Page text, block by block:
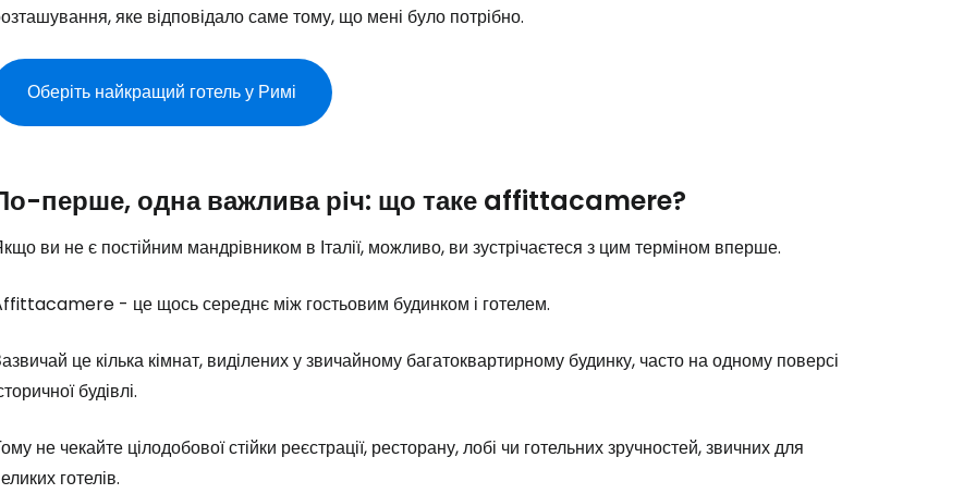
яке відповідало саме тому, що мені було потрібно.
Оберіть найкращий готель у Римі
перше, одна важлива річ: що таке affittacamere?
ви не є постійним мандрівником в Італії, можливо, ви зустрічаєтеся з цим терміном вперше.
- це щось середнє між гостьовим будинком і готелем.
це кілька кімнат, виділених у звичайному багатоквартирному будинку, часто на одному поверсі
будівлі.
не чекайте цілодобової стійки реєстрації, ресторану, лобі чи готельних зручностей, звичних для
готелів.